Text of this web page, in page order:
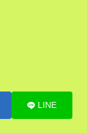
LINE